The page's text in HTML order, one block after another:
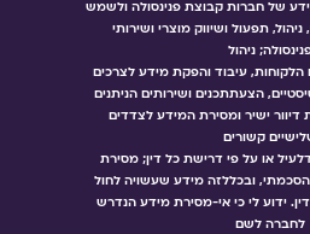
של חברות קבוצת פנינסולה ולשמש
תפעול ושיווק מוצרי ושירותי
ניהול
הלקוחות, עיבוד והפקת מידע לצרכים
הצעתתכנים ושירותים הניתנים
דיוור ישיר ומסירת המידע לצדדים
קשורים
או על פי דרישת כל דין; מסירת
ובכללזה מידע שעשויה לחול
ידוע לי כי אי-מסירת מידע הנדרש
לחברה לשם